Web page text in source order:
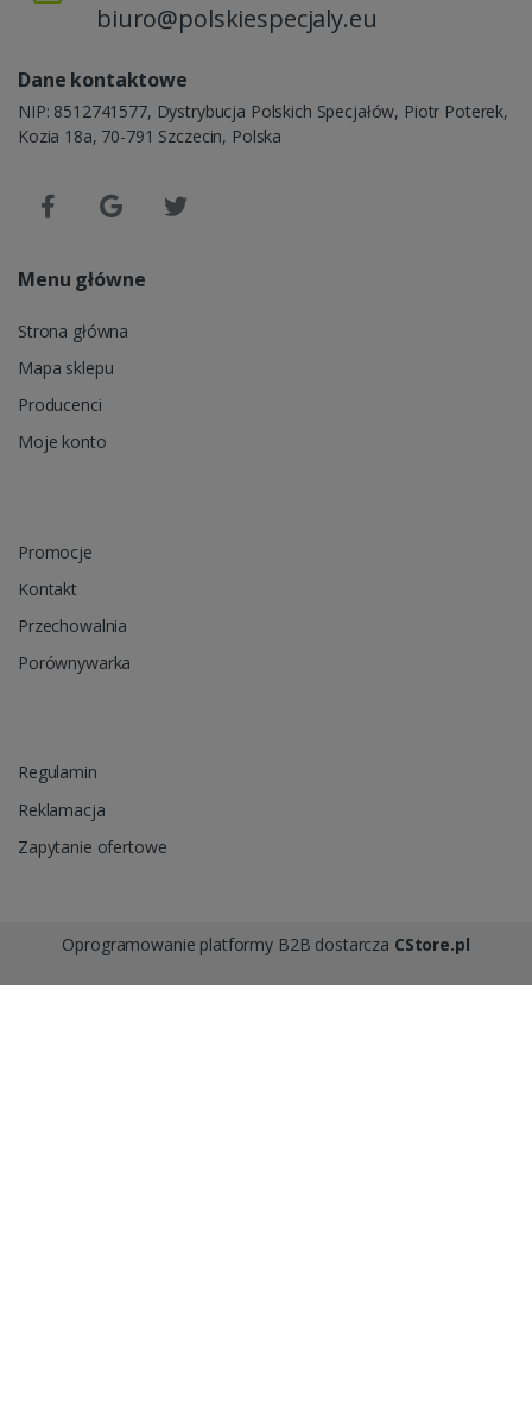
biuro@polskiespecjaly.eu
Dane kontaktowe
NIP: 8512741577, Dystrybucja Polskich Specjałów, Piotr Poterek,
Kozia 18a, 70-791 Szczecin, Polska
Menu główne
Strona główna
Mapa sklepu
Producenci
Moje konto
Promocje
Kontakt
Przechowalnia
Porównywarka
Regulamin
Reklamacja
Zapytanie ofertowe
Oprogramowanie platformy B2B dostarcza CStore.pl